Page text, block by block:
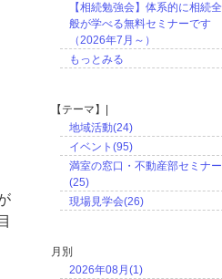
【相続勉強会】体系的に相続全
般が学べる無料セミナーです
（2026年7月～）
もっとみる
【テーマ】|
地域活動(24)
イベント(95)
満室の窓口・不動産部セミナー
(25)
現場見学会(26)
月別
2026年08月(1)